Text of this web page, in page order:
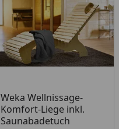
Weka Wellnissage-
Komfort-Liege inkl.
Saunabadetuch